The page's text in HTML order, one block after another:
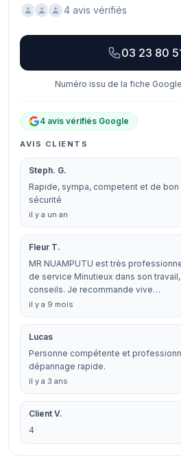
4 avis vérifiés
03 23 80
Numéro issu de la fiche
4 avis vérifiés Google
AVIS CLIENTS
Steph. G.
Rapide, sympa, competent et de
sécurité
il y a un an
Fleur T.
MR NUAMPUTU est très
de service Minutieux dans son
conseils. Je recommande vive…
il y a 9 mois
Lucas
Personne compétente et
dépannage rapide.
il y a 3 ans
Client V.
4